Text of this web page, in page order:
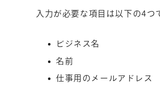
入力が必要な項目は以下の4つ
ビジネス名
名前
仕事用のメールアドレス